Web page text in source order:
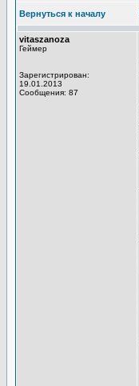
Вернуться к началу
vitaszanoza
Геймер
Зарегистрирован:
19.01.2013
Сообщения: 87